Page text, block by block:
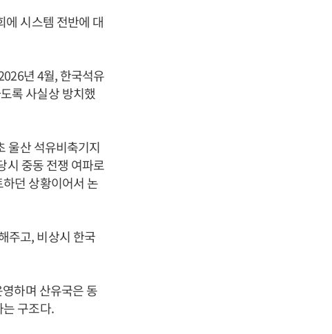
에 시스템 전반에 대
년 4월, 한국석유
록 사실상 방치했
울산 석유비축기지
시 중동 전쟁 여파로
던 상황이어서 논
주고, 비상시 한국
하며 산유국은 동
구조다.